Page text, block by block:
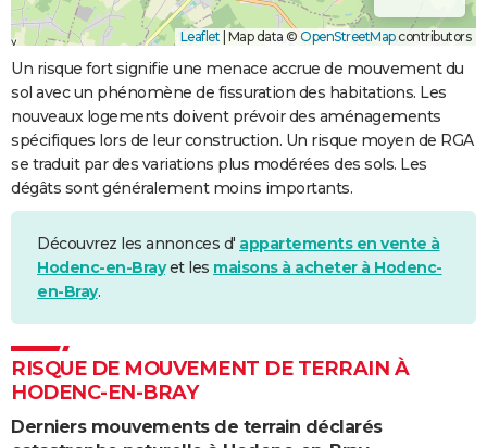
Leaflet Map data © OpenStreetMapcontributors
Un risque fort signifie une menace accrue de mouvement du
sol avec un phénomène de fissuration des habitations. Les
nouveaux logements doivent prévoir des aménagements
spécifiques lors de leur construction. Un risque moyen de RGA
se traduit par des variations plus modérées des sols. Les
dégâts sont généralement moins importants.
Découvrez les annonces d' appartements en vente à
Hodenc-en-Brayet les maisons à acheter à Hodenc-
en-Bray.
RISQUE DE MOUVEMENT DE TERRAIN À
HODENC-EN-BRAY
Derniers mouvements de terrain déclarés